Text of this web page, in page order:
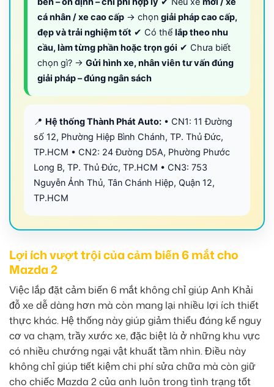
cá nhân / xe cao cấp → chọn giải pháp cao cấp,
đẹp và trải nghiệm tốt ✔ Có thể lắp theo nhu
cầu, làm từng phần hoặc trọn gói ✔ Chưa biết
chọn gì? → Gửi hình xe, nhân viên tư vấn đúng
giải pháp – đúng ngân sách
📍 Hệ thống Thành Phát Auto: • CN1: 11 Đường
số 12, Phường Hiệp Bình Chánh, TP. Thủ Đức,
TP.HCM • CN2: 24 Đường D5A, Phường Phước
Long B, TP. Thủ Đức, TP.HCM • CN3: 753
Nguyễn Ảnh Thủ, Tân Chánh Hiệp, Quận 12,
TP.HCM
Lợi ích vượt trội của cảm biến 6 mắt cho
Mazda 2
Việc lắp đặt cảm biến 6 mắt không chỉ giúp Anh Khải
đỗ xe dễ dàng hơn mà còn mang lại nhiều lợi ích thiết
thực khác. Hệ thống này giúp giảm thiểu đáng kể nguy
cơ va chạm, trầy xước xe, đặc biệt là ở những khu vực
có nhiều chướng ngại vật khuất tầm nhìn. Điều này
không chỉ giúp tiết kiệm chi phí sửa chữa mà còn giữ
cho chiếc Mazda 2 của anh luôn trong tình trạng tốt